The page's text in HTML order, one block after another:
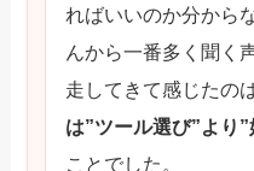
ればいいのか分から
んから一番多く聞く
走してきて感じたのは
は”ツール選び”より
ことでした。